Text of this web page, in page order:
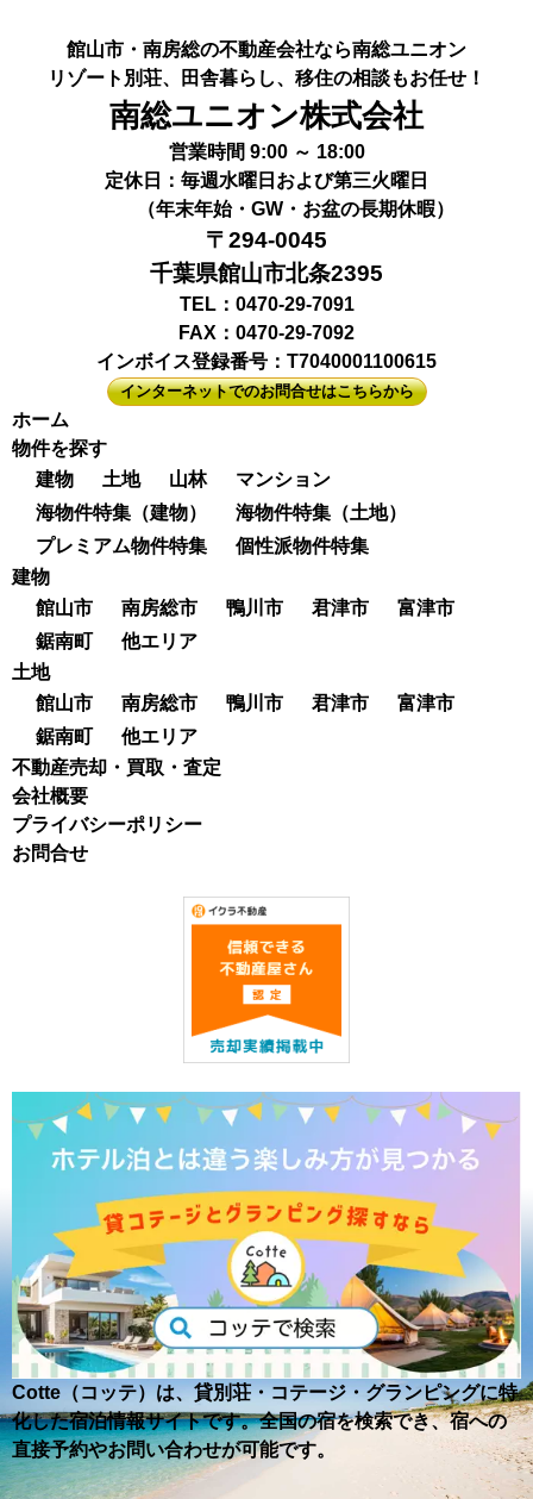
館山市・南房総の不動産会社なら南総ユニオン
リゾート別荘、田舎暮らし、移住の相談もお任せ！
南総ユニオン株式会社
営業時間 9:00 ～ 18:00
定休日：毎週水曜日および第三火曜日
（年末年始・GW・お盆の長期休暇）
〒294-0045
千葉県館山市北条2395
TEL：0470-29-7091
FAX：0470-29-7092
インボイス登録番号：T7040001100615
インターネットでのお問合せはこちらから
ホーム
物件を探す
建物
土地 山林
マンション
海物件特集（建物）
海物件特集（土地）
プレミアム物件特集
個性派物件特集
建物
館山市
南房総市 鴨川市 君津市
富津市
鋸南町
他エリア
土地
館山市
南房総市 鴨川市 君津市
富津市
鋸南町
他エリア
不動産売却・買取・査定
会社概要
プライバシーポリシー
お問合せ
Cotte（コッテ）は、貸別荘・コテージ・グランピングに特
化した宿泊情報サイトです。全国の宿を検索でき、宿への
直接予約やお問い合わせが可能です。